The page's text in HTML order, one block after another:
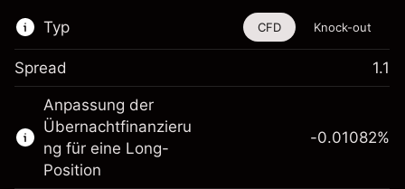
Typ
Dieses Finanzinstrument steht für das Traden
über CFDs und Knock-outs zur Verfügung.
Erfahren Sie mehr über:
CFDs
CFD Knock-out
Spread 1.1
Anpassung der
Übernachtfinanzieru
ng für eine Long-
Position
-0.01082%